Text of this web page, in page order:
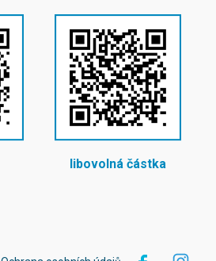
libovolná částka